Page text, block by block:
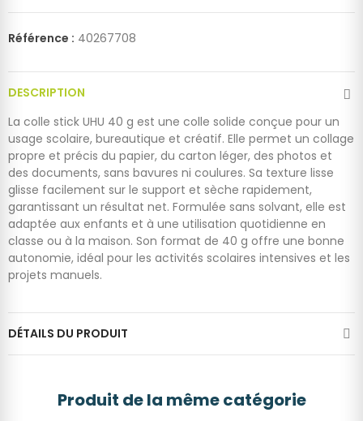
Référence : 40267708
DESCRIPTION
La colle stick UHU 40 g est une colle solide conçue pour un
usage scolaire, bureautique et créatif. Elle permet un collage
propre et précis du papier, du carton léger, des photos et
des documents, sans bavures ni coulures. Sa texture lisse
glisse facilement sur le support et sèche rapidement,
garantissant un résultat net. Formulée sans solvant, elle est
adaptée aux enfants et à une utilisation quotidienne en
classe ou à la maison. Son format de 40 g offre une bonne
autonomie, idéal pour les activités scolaires intensives et les
projets manuels.
DÉTAILS DU PRODUIT
Produit de la même catégorie